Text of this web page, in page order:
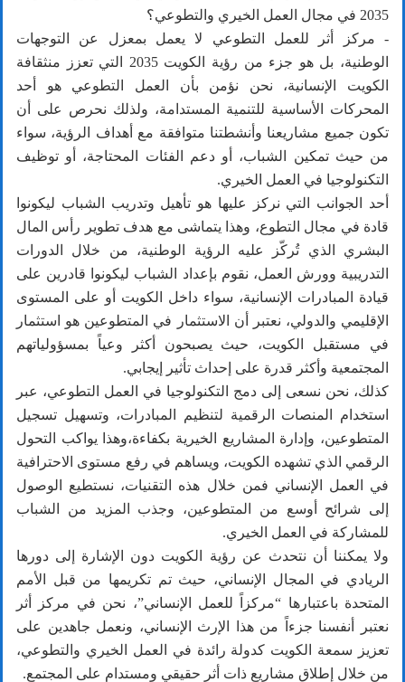
2035 في مجال العمل الخيري والتطوعي؟
- مركز أثر للعمل التطوعي لا يعمل بمعزل عن التوجهات
الوطنية، بل هو جزء من رؤية الكويت 2035 التي تعزز منثقافة
الكويت الإنسانية، نحن نؤمن بأن العمل التطوعي هو أحد
المحركات الأساسية للتنمية المستدامة، ولذلك نحرص على أن
تكون جميع مشاريعنا وأنشطتنا متوافقة مع أهداف الرؤية، سواء
من حيث تمكين الشباب، أو دعم الفئات المحتاجة، أو توظيف
التكنولوجيا في العمل الخيري.
أحد الجوانب التي نركز عليها هو تأهيل وتدريب الشباب ليكونوا
قادة في مجال التطوع، وهذا يتماشى مع هدف تطوير رأس المال
البشري الذي تُركّز عليه الرؤية الوطنية، من خلال الدورات
التدريبية وورش العمل، نقوم بإعداد الشباب ليكونوا قادرين على
قيادة المبادرات الإنسانية، سواء داخل الكويت أو على المستوى
الإقليمي والدولي، نعتبر أن الاستثمار في المتطوعين هو استثمار
في مستقبل الكويت، حيث يصبحون أكثر وعياً بمسؤولياتهم
المجتمعية وأكثر قدرة على إحداث تأثير إيجابي.
كذلك، نحن نسعى إلى دمج التكنولوجيا في العمل التطوعي، عبر
استخدام المنصات الرقمية لتنظيم المبادرات، وتسهيل تسجيل
المتطوعين، وإدارة المشاريع الخيرية بكفاءة،وهذا يواكب التحول
الرقمي الذي تشهده الكويت، ويساهم في رفع مستوى الاحترافية
في العمل الإنساني فمن خلال هذه التقنيات، نستطيع الوصول
إلى شرائح أوسع من المتطوعين، وجذب المزيد من الشباب
للمشاركة في العمل الخيري.
ولا يمكننا أن نتحدث عن رؤية الكويت دون الإشارة إلى دورها
الريادي في المجال الإنساني، حيث تم تكريمها من قبل الأمم
المتحدة باعتبارها “مركزاً للعمل الإنساني”، نحن في مركز أثر
نعتبر أنفسنا جزءاً من هذا الإرث الإنساني، ونعمل جاهدين على
تعزيز سمعة الكويت كدولة رائدة في العمل الخيري والتطوعي،
من خلال إطلاق مشاريع ذات أثر حقيقي ومستدام على المجتمع.